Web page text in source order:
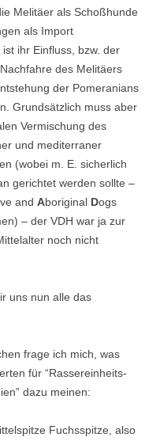
Melitäer als Schoßhunde
als Import
ihr Einfluss, bzw. der
des Melitäers
der Pomeranians
Grundsätzlich muss aber
Vermischung des
und mediterraner
(wobei m. E. sicherlich
gerichtet werden sollte –
and Aboriginal Dogs
– der VDH war ja zur
noch nicht
uns nun alle das
frage ich mich, was
für “Rassereinheits-
dazu meinen:
Fuchsspitze, also